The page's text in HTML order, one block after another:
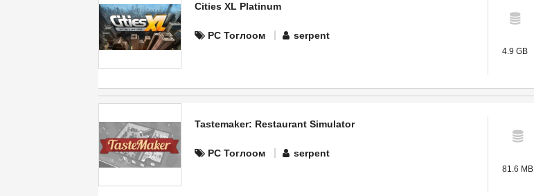
Cities XL Platinum
PC Тоглоом serpent
4.9 GB
Tastemaker: Restaurant Simulator
PC Тоглоом serpent
81.6 MB